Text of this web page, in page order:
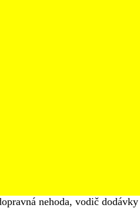
nehoda, vodič